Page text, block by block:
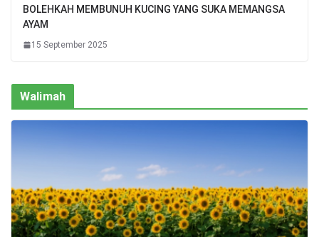
BOLEHKAH MEMBUNUH KUCING YANG SUKA MEMANGSA
AYAM
15 September 2025
Walimah